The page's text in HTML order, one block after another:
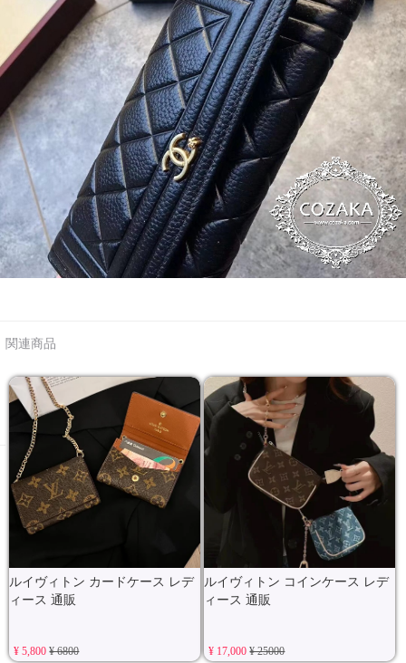
関連商品
ルイヴィトン カードケース レデ
ィース 通販
¥ 5,800¥ 6800
ルイヴィトン コインケース レデ
ィース 通販
¥ 17,000¥ 25000